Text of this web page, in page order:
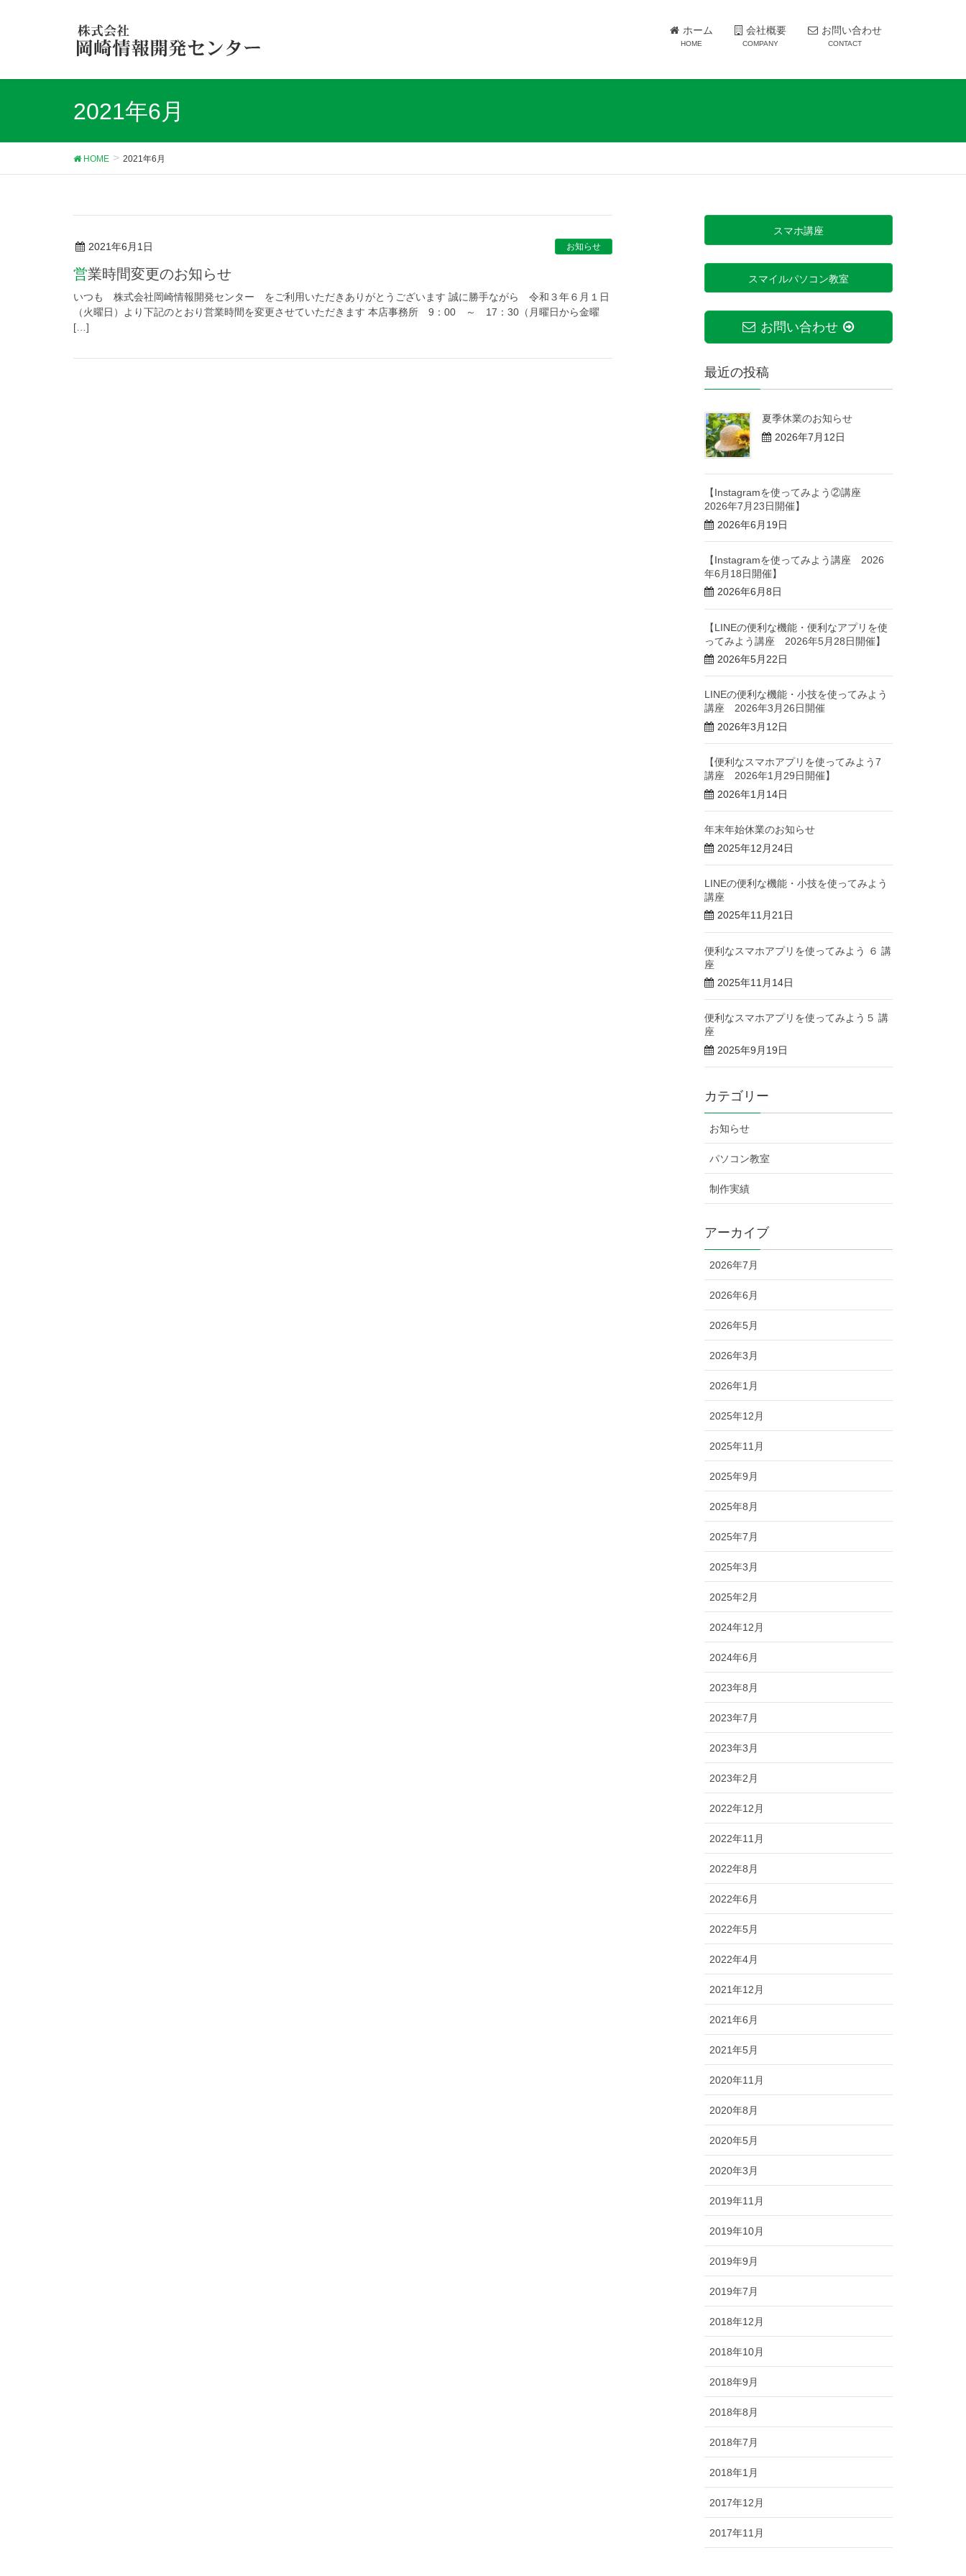
ホーム
HOME
会社概要
COMPANY
お問い合わせ
CONTACT
2021年6月
HOME 2021年6月
2021年6月1日 お知らせ
営業時間変更のお知らせ
いつも 株式会社岡崎情報開発センター をご利用いただきありがとうございます 誠に勝手ながら 令和３年６月１日
（火曜日）より下記のとおり営業時間を変更させていただきます 本店事務所 9：00 ～ 17：30（月曜日から金曜
[…]
スマホ講座
スマイルパソコン教室
お問い合わせ
最近の投稿
夏季休業のお知らせ
2026年7月12日
【Instagramを使ってみよう②講座
2026年7月23日開催】
2026年6月19日
【Instagramを使ってみよう講座 2026
年6月18日開催】
2026年6月8日
【LINEの便利な機能・便利なアプリを使
ってみよう講座 2026年5月28日開催】
2026年5月22日
LINEの便利な機能・小技を使ってみよう
講座 2026年3月26日開催
2026年3月12日
【便利なスマホアプリを使ってみよう7
講座 2026年1月29日開催】
2026年1月14日
年末年始休業のお知らせ
2025年12月24日
LINEの便利な機能・小技を使ってみよう
講座
2025年11月21日
便利なスマホアプリを使ってみよう ６ 講
座
2025年11月14日
便利なスマホアプリを使ってみよう５ 講
座
2025年9月19日
カテゴリー
お知らせ
パソコン教室
制作実績
アーカイブ
2026年7月
2026年6月
2026年5月
2026年3月
2026年1月
2025年12月
2025年11月
2025年9月
2025年8月
2025年7月
2025年3月
2025年2月
2024年12月
2024年6月
2023年8月
2023年7月
2023年3月
2023年2月
2022年12月
2022年11月
2022年8月
2022年6月
2022年5月
2022年4月
2021年12月
2021年6月
2021年5月
2020年11月
2020年8月
2020年5月
2020年3月
2019年11月
2019年10月
2019年9月
2019年7月
2018年12月
2018年10月
2018年9月
2018年8月
2018年7月
2018年1月
2017年12月
2017年11月